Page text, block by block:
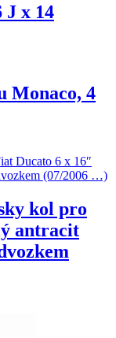
J x 14
Monaco, 4
kol pro
antracit